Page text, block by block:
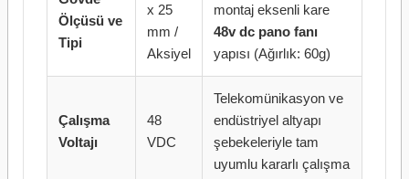
Ölçüsü ve
Tipi
x 25
mm /
Aksiyel
montaj eksenli kare
48v dc pano fanı
yapısı (Ağırlık: 60g)
Çalışma
Voltajı
48
VDC
Telekomünikasyon ve
endüstriyel altyapı
şebekeleriyle tam
uyumlu kararlı çalışma